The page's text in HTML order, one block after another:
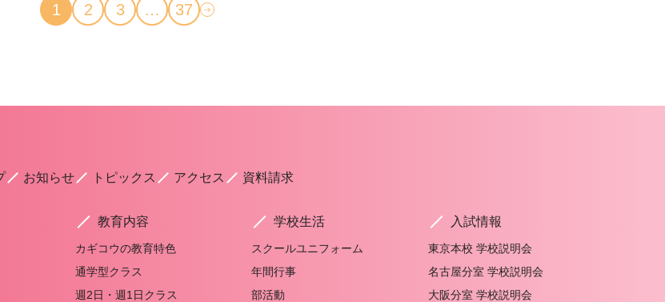
1 2 3 … 37
お知らせ トピックス アクセス 資料請求
教育内容
カギコウの教育特色
通学型クラス
週2日・週1日クラス
学校生活
スクールユニフォーム
年間行事
部活動
入試情報
東京本校 学校説明会
名古屋分室 学校説明会
大阪分室 学校説明会